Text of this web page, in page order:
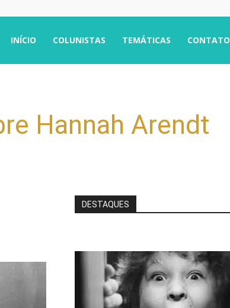
INÍCIO COLUNISTAS TEMÁTICAS CONTATO
Hannah Arendt
DESTAQUES